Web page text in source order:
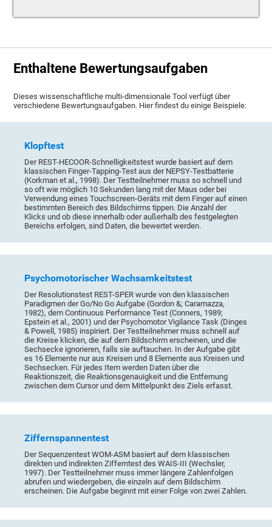
Enthaltene Bewertungsaufgaben
Dieses wissenschaftliche multi-dimensionale Tool verfügt über
verschiedene Bewertungsaufgaben. Hier findest du einige Beispiele:
Klopftest
Der REST-HECOOR-Schnelligkeitstest wurde basiert auf dem
klassischen Finger-Tapping-Test aus der NEPSY-Testbatterie
(Korkman et al., 1998). Der Testteilnehmer muss so schnell und
so oft wie möglich 10 Sekunden lang mit der Maus oder bei
Verwendung eines Touchscreen-Geräts mit dem Finger auf einen
bestimmten Bereich des Bildschirms tippen. Die Anzahl der
Klicks und ob diese innerhalb oder außerhalb des festgelegten
Bereichs erfolgen, sind Daten, die bewertet werden.
Psychomotorischer Wachsamkeitstest
Der Resolutionstest REST-SPER wurde von den klassischen
Paradigmen der Go/No Go Aufgabe (Gordon &; Caramazza,
1982), dem Continuous Performance Test (Conners, 1989;
Epstein et al., 2001) und der Psychomotor Vigilance Task (Dinges
& Powell, 1985) inspiriert. Der Testteilnehmer muss schnell auf
die Kreise klicken, die auf dem Bildschirm erscheinen, und die
Sechsecke ignorieren, falls sie auftauchen. In der Aufgabe gibt
es 16 Elemente nur aus Kreisen und 8 Elemente aus Kreisen und
Sechsecken. Für jedes Item werden Daten über die
Reaktionszeit, die Reaktionsgenauigkeit und die Entfernung
zwischen dem Cursor und dem Mittelpunkt des Ziels erfasst.
Ziffernspannentest
Der Sequenzentest WOM-ASM basiert auf dem klassischen
direkten und indirekten Zifferntest des WAIS-III (Wechsler,
1997). Der Testteilnehmer muss immer längere Zahlenfolgen
abrufen und wiedergeben, die einzeln auf dem Bildschirm
erscheinen. Die Aufgabe beginnt mit einer Folge von zwei Zahlen.